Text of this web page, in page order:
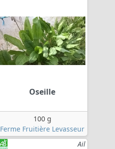
Oseille
100 g
Ferme Fruitière Levasseur
Ail